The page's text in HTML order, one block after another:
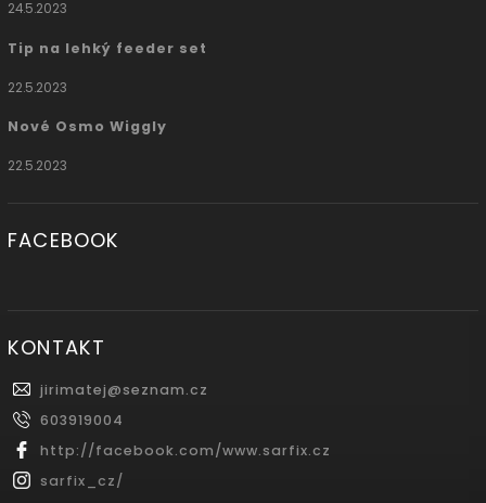
24.5.2023
Tip na lehký feeder set
22.5.2023
Nové Osmo Wiggly
22.5.2023
FACEBOOK
KONTAKT
jirimatej@seznam.cz
603919004
http://facebook.com/www.sarfix.cz
sarfix_cz/